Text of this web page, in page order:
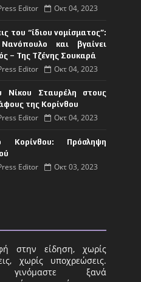
Editor Οκτ 04, 2023
του “ίδιου νομίσματος”:
και βγαίνει
– Της Τζένης Σουκαρά
Editor Οκτ 04, 2023
Νίκου Σταυρέλη στους
της Κορίνθου
Editor Οκτ 04, 2023
Κορίνθου: Πρόσληψη
Editor Οκτ 03, 2023
στην είδηση, χωρίς
χωρίς υποχρεώσεις.
ξανά